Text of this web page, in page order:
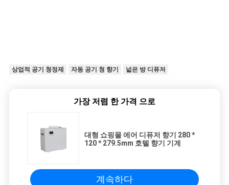
상업적 공기 청정제 자동 공기 청 향기 넓은 방 디퓨저
가장 저렴 한 가격 으로
대형 쇼핑몰 에어 디퓨저 향기 280 *
120 * 279.5mm 호텔 향기 기계
계속하다